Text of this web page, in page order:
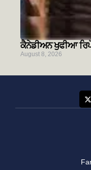
ਕੈਨੇਡੀਅਨ ਖੁਫੀਆ
August 8, 2026